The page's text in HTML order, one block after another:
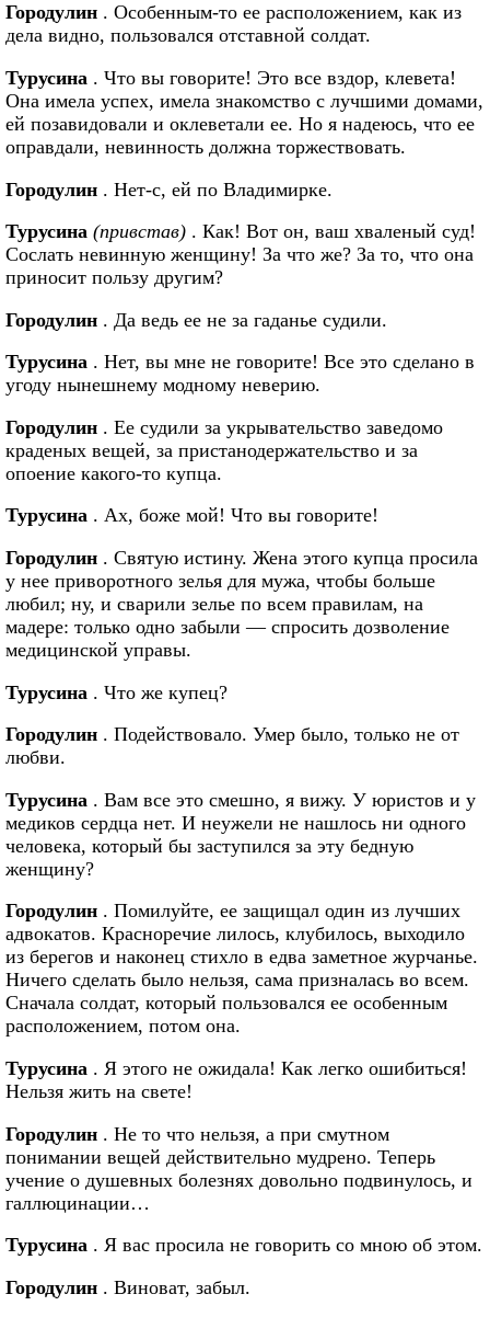
Городулин . Особенным-то ее расположением, как из
дела видно, пользовался отставной солдат.
Турусина . Что вы говорите! Это все вздор, клевета!
Она имела успех, имела знакомство с лучшими домами,
ей позавидовали и оклеветали ее. Но я надеюсь, что ее
оправдали, невинность должна торжествовать.
Городулин . Нет-с, ей по Владимирке.
Турусина (привстав) . Как! Вот он, ваш хваленый суд!
Сослать невинную женщину! За что же? За то, что она
приносит пользу другим?
Городулин . Да ведь ее не за гаданье судили.
Турусина . Нет, вы мне не говорите! Все это сделано в
угоду нынешнему модному неверию.
Городулин . Ее судили за укрывательство заведомо
краденых вещей, за пристанодержательство и за
опоение какого-то купца.
Турусина . Ах, боже мой! Что вы говорите!
Городулин . Святую истину. Жена этого купца просила
у нее приворотного зелья для мужа, чтобы больше
любил; ну, и сварили зелье по всем правилам, на
мадере: только одно забыли — спросить дозволение
медицинской управы.
Турусина . Что же купец?
Городулин . Подействовало. Умер было, только не от
любви.
Турусина . Вам все это смешно, я вижу. У юристов и у
медиков сердца нет. И неужели не нашлось ни одного
человека, который бы заступился за эту бедную
женщину?
Городулин . Помилуйте, ее защищал один из лучших
адвокатов. Красноречие лилось, клубилось, выходило
из берегов и наконец стихло в едва заметное журчанье.
Ничего сделать было нельзя, сама призналась во всем.
Сначала солдат, который пользовался ее особенным
расположением, потом она.
Турусина . Я этого не ожидала! Как легко ошибиться!
Нельзя жить на свете!
Городулин . Не то что нельзя, а при смутном
понимании вещей действительно мудрено. Теперь
учение о душевных болезнях довольно подвинулось, и
галлюцинации…
Турусина . Я вас просила не говорить со мною об этом.
Городулин . Виноват, забыл.